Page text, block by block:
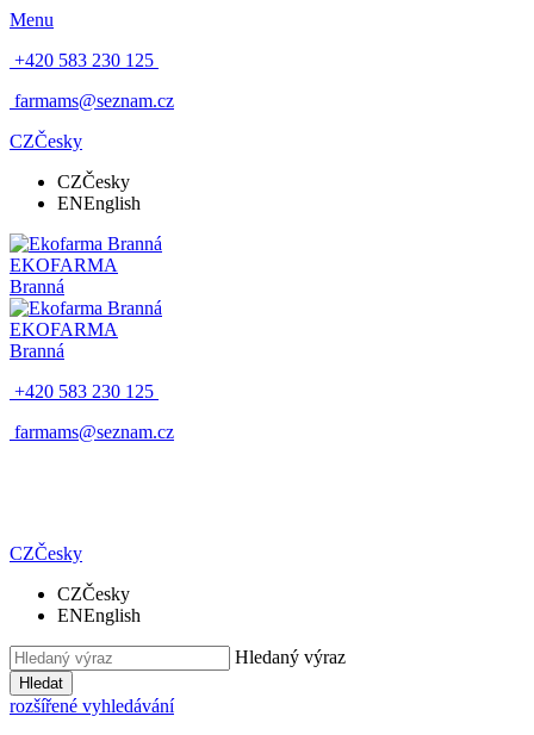
Menu
+420 583 230 125
farmams@seznam.cz
CZČesky
CZČesky
ENEnglish
EKOFARMA
Branná
EKOFARMA
Branná
+420 583 230 125
farmams@seznam.cz
CZČesky
CZČesky
ENEnglish
Hledaný výraz
Hledat
rozšířené vyhledávání